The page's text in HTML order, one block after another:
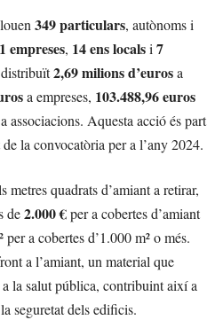
349 particulars, autònoms i
empreses, 14 ens localsi 7
distribuït2,69 milions d’eurosa
a empreses, 103.488,96 euros
a associacions. Aquesta acció és part
la convocatòria per a l’any 2024.
metres quadrats d’amiant a retirar,
de2.000 €per a cobertes d’amiant
per a cobertes d’1.000 m² o més.
a l’amiant, un material que
la salut pública, contribuint així a
seguretat dels edificis.